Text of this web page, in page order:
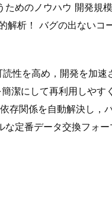
めのノウハウ 開発規
析！ バグの出ないコ
性を高め，開発を加速
潔にして再利用しやす
存関係を自動解決し，
定番データ交換フォー